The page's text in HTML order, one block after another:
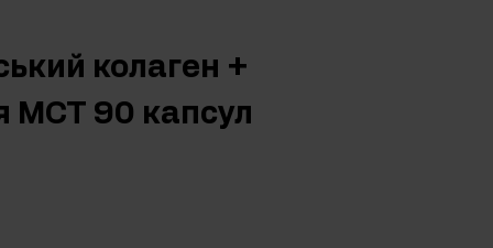
колаген +
MCT 90 капсул